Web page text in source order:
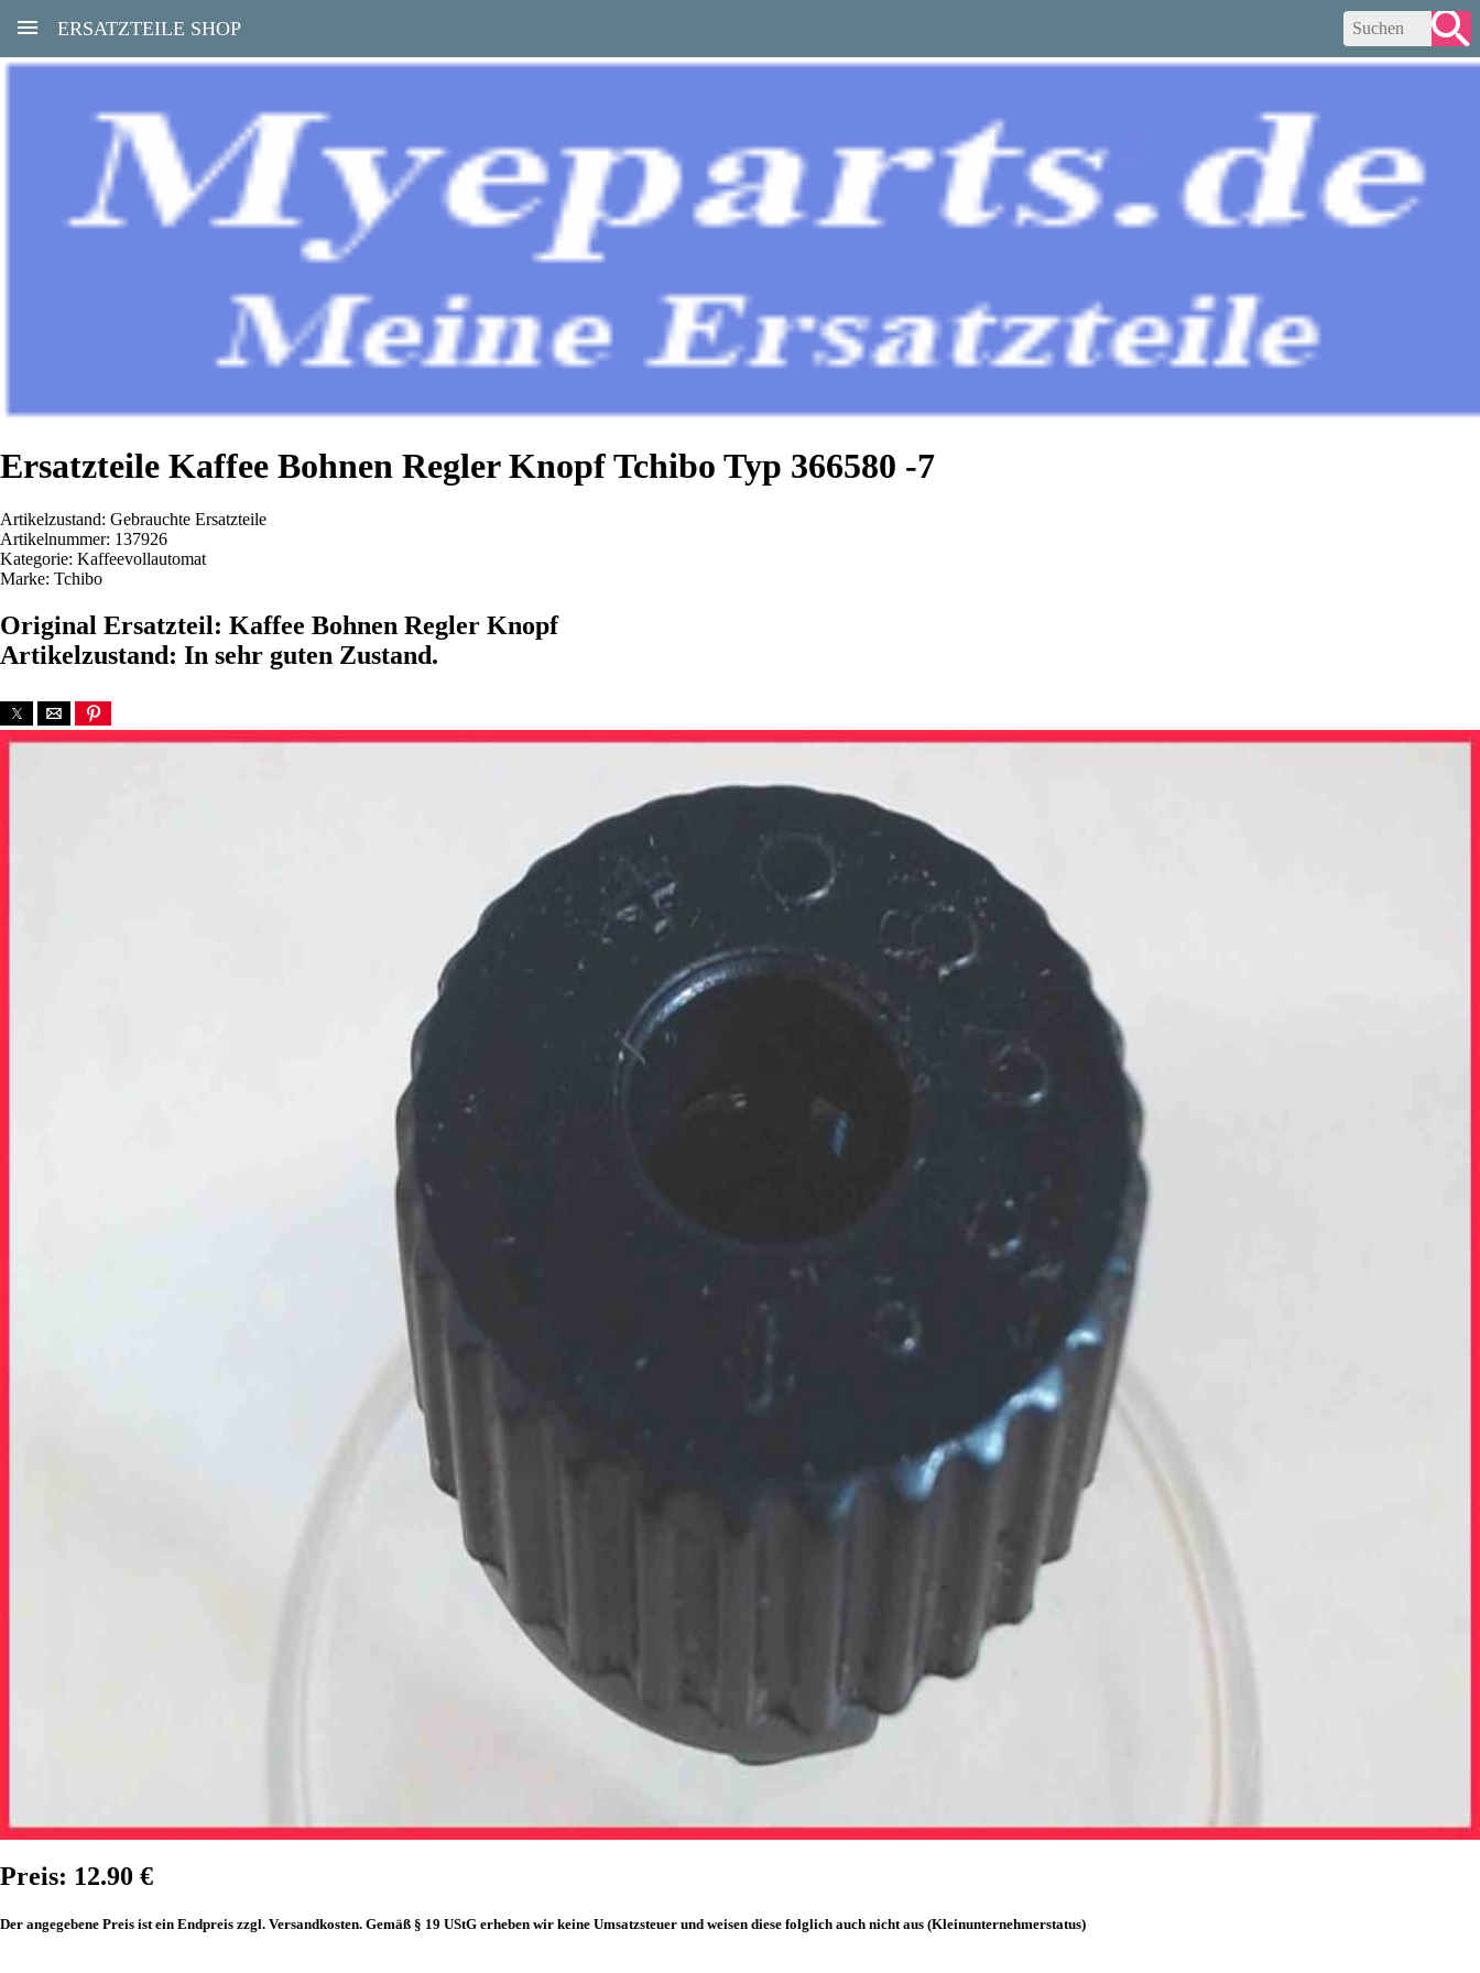
ERSATZTEILE SHOP
Ersatzteile Kaffee Bohnen Regler Knopf Tchibo Typ 366580 -7
Artikelzustand: Gebrauchte Ersatzteile
Artikelnummer: 137926
Kategorie: Kaffeevollautomat
Marke: Tchibo
Original Ersatzteil: Kaffee Bohnen Regler Knopf
Artikelzustand: In sehr guten Zustand.
Preis: 12.90 €
Der angegebene Preis ist ein Endpreis zzgl. Versandkosten. Gemäß § 19 UStG erheben wir keine Umsatzsteuer und weisen diese folglich auch nicht aus (Kleinunternehmerstatus)